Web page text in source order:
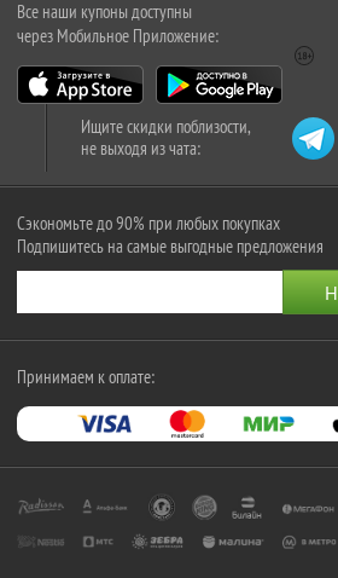
Все наши купоны доступны
через Мобильное Приложение:
Ищите скидки поблизости,
не выходя из чата:
Сэкономьте до 90% при любых покупках
Подпишитесь на самые выгодные предложения
Принимаем к оплате: